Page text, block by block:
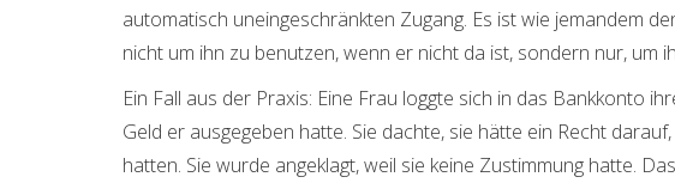
automatisch uneingeschränkten Zugang. Es ist wie jemandem
nicht um ihn zu benutzen, wenn er nicht da ist, sondern nur, um
Ein Fall aus der Praxis: Eine Frau loggte sich in das Bankkonto
Geld er ausgegeben hatte. Sie dachte, sie hätte ein Recht
hatten. Sie wurde angeklagt, weil sie keine Zustimmung hatte.